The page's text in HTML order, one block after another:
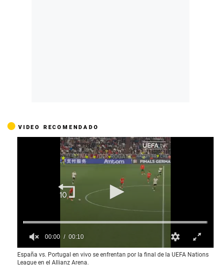
VIDEO RECOMENDADO
0
o
00:00 00:10
España vs. Portugal en vivo se enfrentan por la final de la UEFA Nations
League en el Allianz Arena.